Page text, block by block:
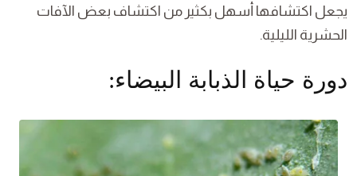
يجعل اكتشافها أسهل بكثير من اكتشاف بعض الآفات
الحشرية الليلية.
دورة حياة الذبابة البيضاء: